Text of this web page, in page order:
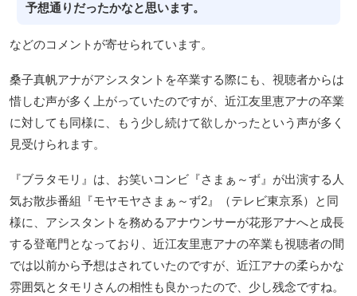
予想通りだったかなと思います。
などのコメントが寄せられています。
桑子真帆アナがアシスタントを卒業する際にも、視聴者からは
惜しむ声が多く上がっていたのですが、近江友里恵アナの卒業
に対しても同様に、もう少し続けて欲しかったという声が多く
見受けられます。
『ブラタモリ』は、お笑いコンビ『さまぁ～ず』が出演する人
気お散歩番組『モヤモヤさまぁ～ず2』（テレビ東京系）と同
様に、アシスタントを務めるアナウンサーが花形アナへと成長
する登竜門となっており、近江友里恵アナの卒業も視聴者の間
では以前から予想はされていたのですが、近江アナの柔らかな
雰囲気とタモリさんの相性も良かったので、少し残念ですね。